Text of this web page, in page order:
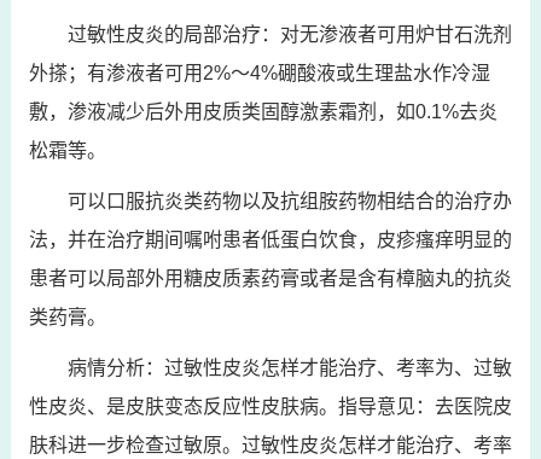
过敏性皮炎的局部治疗：对无渗液者可用炉甘石洗剂
外搽；有渗液者可用2%～4%硼酸液或生理盐水作冷湿
敷，渗液减少后外用皮质类固醇激素霜剂，如0.1%去炎
松霜等。
可以口服抗炎类药物以及抗组胺药物相结合的治疗办
法，并在治疗期间嘱咐患者低蛋白饮食，皮疹瘙痒明显的
患者可以局部外用糖皮质素药膏或者是含有樟脑丸的抗炎
类药膏。
病情分析：过敏性皮炎怎样才能治疗、考率为、过敏
性皮炎、是皮肤变态反应性皮肤病。指导意见：去医院皮
肤科进一步检查过敏原。过敏性皮炎怎样才能治疗、考率